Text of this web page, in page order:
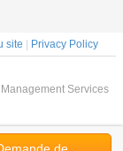
site
Privacy Policy
Services